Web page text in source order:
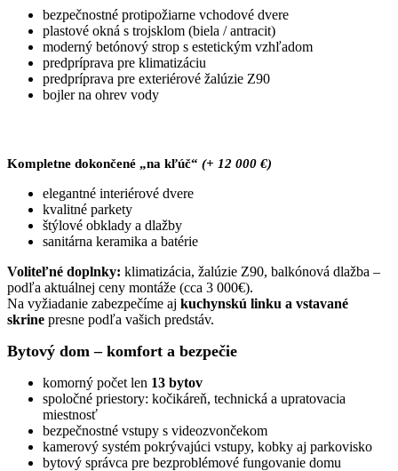
bezpečnostné protipožiarne vchodové dvere
plastové okná s trojsklom (biela / antracit)
moderný betónový strop s estetickým vzhľadom
predpríprava pre klimatizáciu
predpríprava pre exteriérové žalúzie Z90
bojler na ohrev vody
Kompletne dokončené „na kľúč“ (+ 12 000 €)
elegantné interiérové dvere
kvalitné parkety
štýlové obklady a dlažby
sanitárna keramika a batérie
Voliteľné doplnky: klimatizácia, žalúzie Z90, balkónová dlažba –
podľa aktuálnej ceny montáže (cca 3 000€).
Na vyžiadanie zabezpečíme aj kuchynskú linku a vstavané
skrine presne podľa vašich predstáv.
Bytový dom – komfort a bezpečie
komorný počet len 13 bytov
spoločné priestory: kočikáreň, technická a upratovacia
miestnosť
bezpečnostné vstupy s videozvončekom
kamerový systém pokrývajúci vstupy, kobky aj parkovisko
bytový správca pre bezproblémové fungovanie domu